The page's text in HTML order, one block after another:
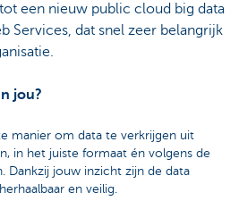
een nieuw public cloud big data
Services, dat snel zeer belangrijk
jou?
manier om data te verkrijgen uit
in het juiste formaat én volgens de
Dankzij jouw inzicht zijn de data
en veilig.